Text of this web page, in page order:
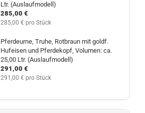
Ltr. (Auslaufmodell)
285,00 €
285,00 € pro Stück
Pferdeurne, Truhe, Rotbraun mit goldf.
Hufeisen und Pferdekopf, Volumen: ca.
25,00 Ltr. (Auslaufmodell)
291,00 €
291,00 € pro Stück